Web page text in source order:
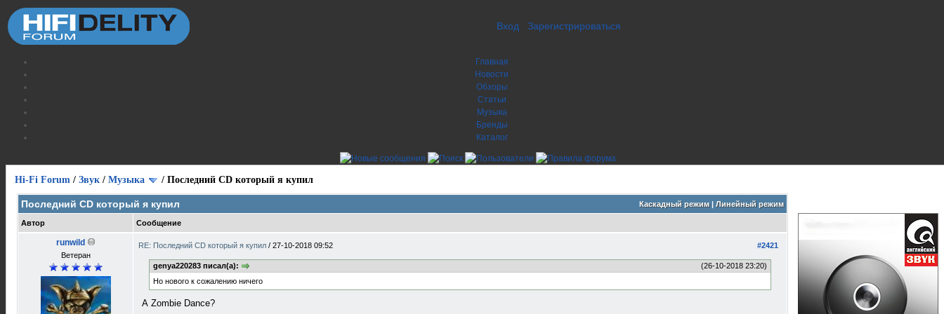
Вход Зарегистрироваться
Главная
Новости
Обзоры
Статьи
Музыка
Бренды
Каталог
Hi-Fi Forum / Звук / Музыка / Последний CD который я купил
Каскадный режим| Линейный режим
Последний CD который я купил
Автор Сообщение
runwild
Ветеран
#2421
RE: Последний CD который я купил / 27-10-2018 09:52
(26-10-2018 23:20)
genya220283 писал(а):
Но нового к сожалению ничего
А Zombie Dance?